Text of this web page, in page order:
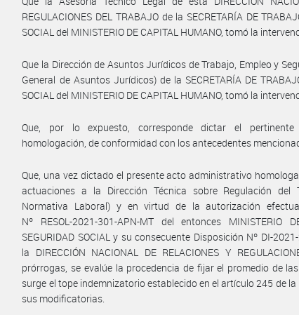
REGULACIONES DEL TRABAJO de la SECRETARÍA DE
SOCIAL del MINISTERIO DE CAPITAL HUMANO, tomó la
Que la Dirección de Asuntos Jurídicos de Trabajo, Empleo y
General de Asuntos Jurídicos) de la SECRETARÍA DE
SOCIAL del MINISTERIO DE CAPITAL HUMANO, tomó la
Que, por lo expuesto, corresponde dictar el
homologación, de conformidad con los antecedentes
Que, una vez dictado el presente acto administrativo
actuaciones a la Dirección Técnica sobre Regulación del
Normativa Laboral) y en virtud de la autorización
Nº RESOL-2021-301-APN-MT del entonces MINISTERIO
SEGURIDAD SOCIAL y su consecuente Disposición Nº DI-
la DIRECCIÓN NACIONAL DE RELACIONES Y
prórrogas, se evalúe la procedencia de fijar el promedio de
surge el tope indemnizatorio establecido en el artículo 245 de la
sus modificatorias.